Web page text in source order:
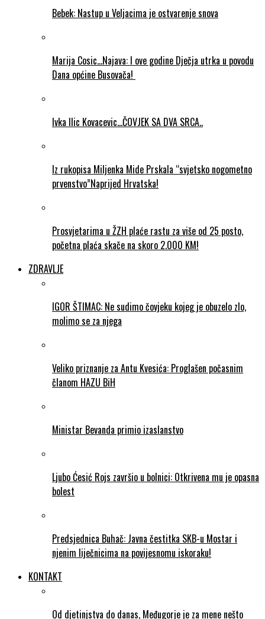
Bebek: Nastup u Veljacima je ostvarenje snova
Marija Cosic…Najava: I ove godine Dječja utrka u povodu
Dana općine Busovača!
Ivka Ilic Kovacevic…ČOVJEK SA DVA SRCA..
Iz rukopisa Miljenka Mide Prskala “svjetsko nogometno
prvenstvo”Naprijed Hrvatska!
Prosvjetarima u ŽZH plaće rastu za više od 25 posto,
početna plaća skače na skoro 2.000 KM!
ZDRAVLJE
IGOR ŠTIMAC: Ne sudimo čovjeku kojeg je obuzelo zlo,
molimo se za njega
Veliko priznanje za Antu Kvesića: Proglašen počasnim
članom HAZU BiH
Ministar Bevanda primio izaslanstvo
Ljubo Ćesić Rojs završio u bolnici: Otkrivena mu je opasna
bolest
Predsjednica Buhač: Javna čestitka SKB-u Mostar i
njenim liječnicima na povijesnomu iskoraku!
KONTAKT
Od djetinjstva do danas, Međugorje je za mene nešto